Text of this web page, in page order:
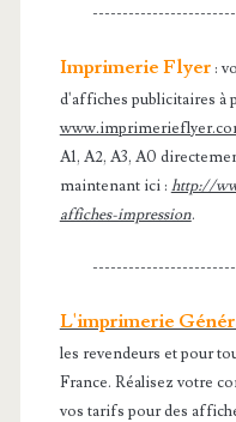
Imprimerie Flyer:
d'affiches publicitaires à
A1, A2, A3, A0
maintenant ici : http://
affiches-impression.
L'imprimerie
les revendeurs et pour
France. Réalisez votre
vos tarifs pour des